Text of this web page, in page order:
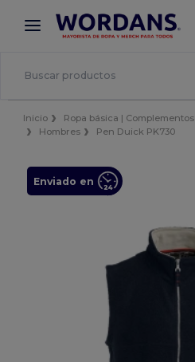
× App de Wordans
¡Mejores precios en app!
Inicio Ropa básica | Complementos
Hombres
Pen Duick PK730
Enviado en